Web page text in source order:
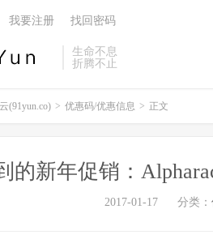
生命不息
折腾不止
我要注册 找回密码
(91yun.co) > 优惠码/优惠信息 > 正文
的新年促销：
2017-01-17 分类：